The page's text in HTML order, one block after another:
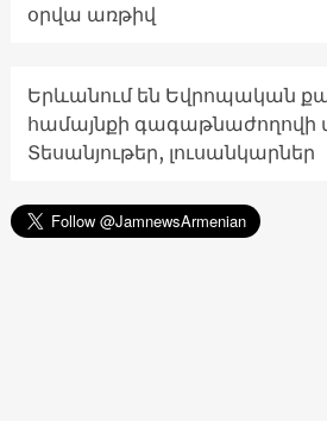
օրվա առթիվ
Երևանում են Եվրոպական
համայնքի գագաթնաժողովի
Տեսանյութեր, լուսանկարներ